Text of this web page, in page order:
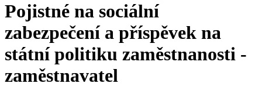
Pojistné na sociální
zabezpečení a příspěvek na
státní politiku zaměstnanosti -
zaměstnavatel